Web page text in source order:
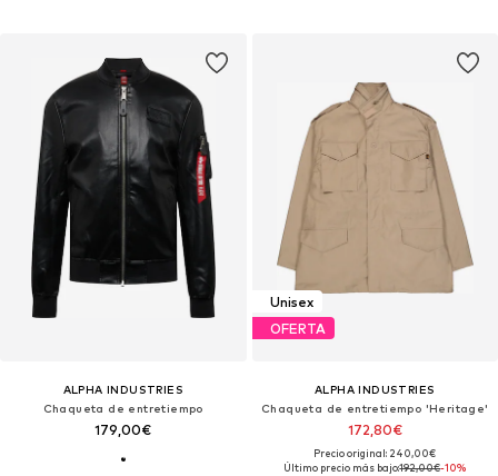
ALPHA INDUSTRIES
Chaqueta de entretiempo
179,00€
Unisex
OFERTA
ALPHA INDUSTRIES
Chaqueta de entretiempo 'Heritage'
172,80€
Precio original: 240,00€
Último precio más bajo:192,00€-10%